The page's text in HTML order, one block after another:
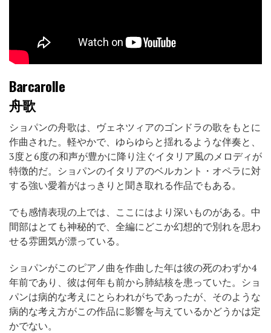
Barcarolle
舟歌
ショパンの舟歌は、ヴェネツィアのゴンドラの歌をもとに
作曲された。軽やかで、ゆらゆらと揺れるような伴奏と、
3度と6度の和声が豊かに降り注ぐイタリア風のメロディが
特徴的だ。ショパンのイタリアのベルカント・オペラに対
する強い愛着がはっきりと聞き取れる作品でもある。
でも感情表現の上では、ここにはより深いものがある。中
間部はとても神秘的で、全編にどこか幻想的で別れを思わ
せる雰囲気が漂っている。
ショパンがこのピアノ曲を作曲した年は彼の死のわずか4
年前であり、彼は何年も前から肺結核を患っていた。ショ
パンは病的な考えにとらわれがちであったが、そのような
病的な考え方がこの作品に影響を与えているかどうかは定
かでない。